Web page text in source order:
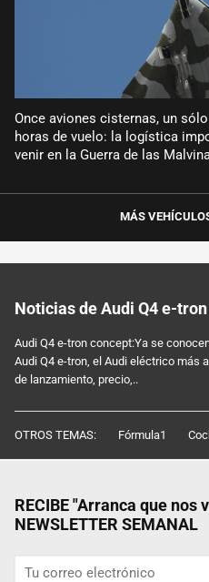
Once aviones cisternas, un
horas de vuelo: la logística
venir en la Guerra de las
MÁS
Noticias de Audi Q4 e-
Audi Q4 e-tron concept:Ya se
Audi Q4 e-tron, el Audi eléctrico más
de lanzamiento, precio,..
OTROS TEMAS: Fórmula1
RECIBE "Arranca que nos
NEWSLETTER SEMANAL